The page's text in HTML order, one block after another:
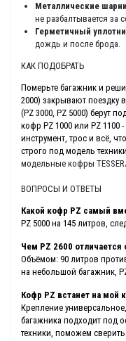
Металлические
не разбалтывается за
Герметичный
дождь и после брода.
КАК ПОДОБРАТЬ
Померьте багажник и
2000) закрывают поездку
(PZ 3000, PZ 5000) берут
кофр PZ 1000 или PZ 1100
инструмент, трос и всё,
строго под модель
модельные кофры
ВОПРОСЫ И ОТВЕТЫ
Какой кофр PZ самый
PZ 5000 на 145 литров,
Чем PZ 2600 отличается
Объёмом: 90 литров
на небольшой багажник,
Кофр PZ встанет на мой
Крепление
багажника подходит под
техники, поможем